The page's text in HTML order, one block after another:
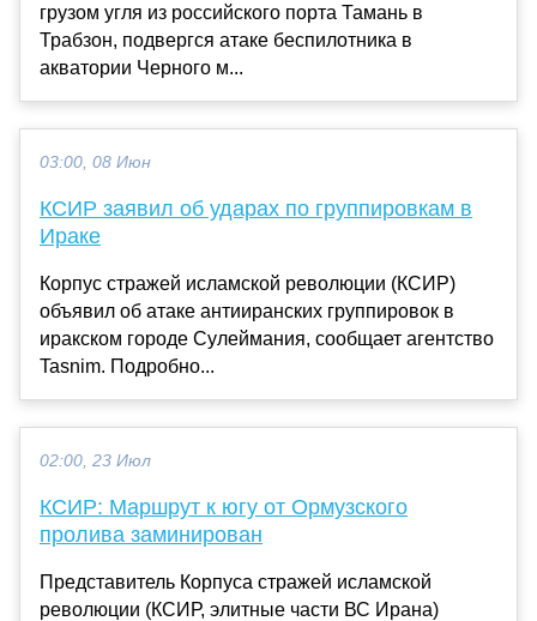
грузом угля из российского порта Тамань в
Трабзон, подвергся атаке беспилотника в
акватории Черного м...
03:00, 08 Июн
КСИР заявил об ударах по группировкам в
Ираке
Корпус стражей исламской революции (КСИР)
объявил об атаке антииранских группировок в
иракском городе Сулеймания, сообщает агентство
Tasnim. Подробно...
02:00, 23 Июл
КСИР: Маршрут к югу от Ормузского
пролива заминирован
Представитель Корпуса стражей исламской
революции (КСИР, элитные части ВС Ирана)